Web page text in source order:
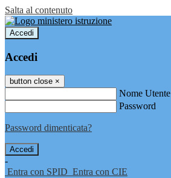
Salta al contenuto
Accedi
Accedi
button close ×
Nome Utente
Password
Password dimenticata?
-
Entra con SPID Entra con CIE